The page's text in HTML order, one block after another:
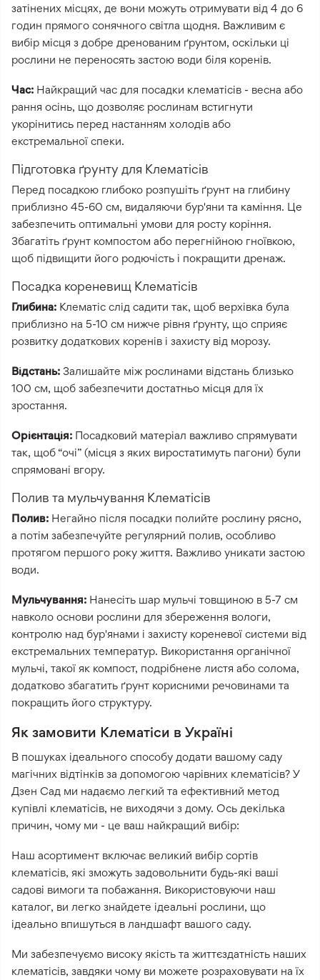
затінених місцях, де вони можуть отримувати від 4 до 6
годин прямого сонячного світла щодня. Важливим є
вибір місця з добре дренованим ґрунтом, оскільки ці
рослини не переносять застою води біля коренів.
Час: Найкращий час для посадки клематісів - весна або
рання осінь, що дозволяє рослинам встигнути
укорінитись перед настанням холодів або
екстремальної спеки.
Підготовка ґрунту для Клематісів
Перед посадкою глибоко розпушіть ґрунт на глибину
приблизно 45-60 см, видаляючи бур'яни та каміння. Це
забезпечить оптимальні умови для росту коріння.
Збагатіть ґрунт компостом або перегнійною гноївкою,
щоб підвищити його родючість і покращити дренаж.
Посадка кореневищ Клематісів
Глибина: Клематіс слід садити так, щоб верхівка була
приблизно на 5-10 см нижче рівня ґрунту, що сприяє
розвитку додаткових коренів і захисту від морозу.
Відстань: Залишайте між рослинами відстань близько
100 см, щоб забезпечити достатньо місця для їх
зростання.
Орієнтація: Посадковий матеріал важливо спрямувати
так, щоб “очі” (місця з яких виростатимуть пагони) були
спрямовані вгору.
Полив та мульчування Клематісів
Полив: Негайно після посадки полийте рослину рясно,
а потім забезпечуйте регулярний полив, особливо
протягом першого року життя. Важливо уникати застою
води.
Мульчування: Нанесіть шар мульчі товщиною в 5-7 см
навколо основи рослини для збереження вологи,
контролю над бур'янами і захисту кореневої системи від
екстремальних температур. Використання органічної
мульчі, такої як компост, подрібнене листя або солома,
додатково збагатить ґрунт корисними речовинами та
покращить його структуру.
Як замовити Клематіси в Україні
В пошуках ідеального способу додати вашому саду
магічних відтінків за допомогою чарівних клематісів? У
Дзен Сад ми надаємо легкий та ефективний метод
купівлі клематісів, не виходячи з дому. Ось декілька
причин, чому ми - це ваш найкращий вибір:
Наш асортимент включає великий вибір сортів
клематісів, які зможуть задовольнити будь-які ваші
садові вимоги та побажання. Використовуючи наш
каталог, ви легко знайдете ідеальні рослини, що
ідеально впишуться в ландшафт вашого саду.
Ми забезпечуємо високу якість та життєздатність наших
клематісів, завдяки чому ви можете розраховувати на їх